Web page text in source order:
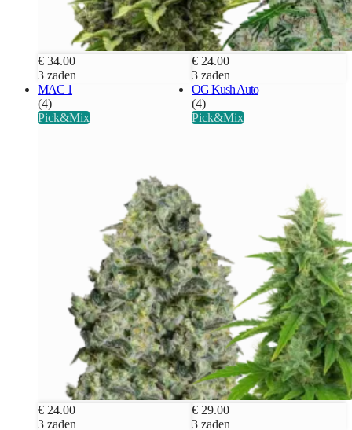
€ 34.00
3 zaden
€ 24.00
3 zaden
MAC 1
(4)
Pick&Mix
€ 24.00
3 zaden
OG Kush Auto
(4)
Pick&Mix
€ 29.00
3 zaden